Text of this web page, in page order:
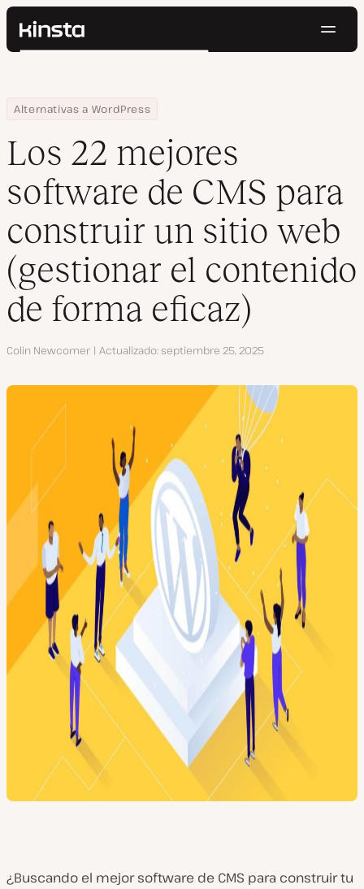
Kinsta®
Precios
Contacto
Buscar
Home
Centro de Recursos
Blog
Alternativas a WordPress
Los 22 mejores software de CMS para construir un sitio web
Los 22 mejores
software de CMS para
construir un sitio web
(gestionar el contenido
de forma eficaz)
Autor
Colin Newcomer Actualizado septiembre 25, 2025
¿Buscando el mejor software de CMS para construir tu